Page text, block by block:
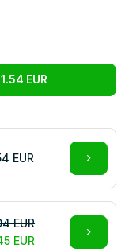
EUR
EUR
EUR
EUR